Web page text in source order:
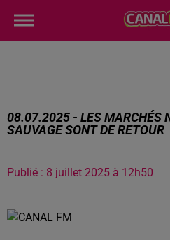
08.07.2025 - LES MARCHÉS
SAUVAGE SONT DE RETOUR
Publié : 8 juillet 2025 à 12h50